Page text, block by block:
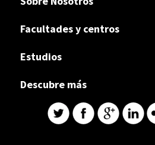
Facultades y centros
Estudios
Descubre más